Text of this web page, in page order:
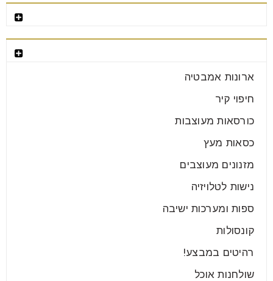
לוהטים שהיו בשנות השבעים וחוזרים היום בקאמבק גדול,
הם
ארונות אמבטיה
חיפוי קיר
כורסאות מעוצבות
כסאות מעץ
מזנונים מעוצבים
נישות לטלויזיה
ספות ומערכות ישיבה
קונסולות
רהיטים במבצע!
שולחנות אוכל